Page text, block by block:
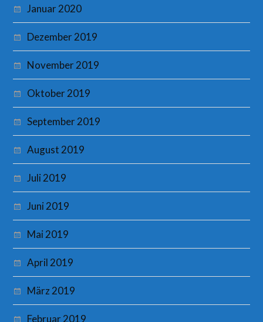
Januar 2020
Dezember 2019
November 2019
Oktober 2019
September 2019
August 2019
Juli 2019
Juni 2019
Mai 2019
April 2019
März 2019
Februar 2019